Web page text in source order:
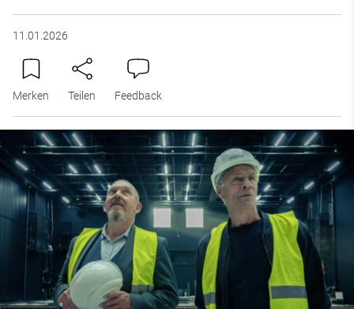
11.01.2026
Merken Teilen Feedback